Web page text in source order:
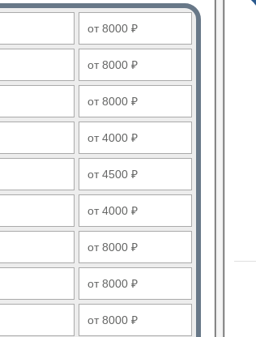
от 8000 ₽
от 8000 ₽
от 8000 ₽
от 4000 ₽
от 4500 ₽
от 4000 ₽
от 8000 ₽
от 8000 ₽
от 8000 ₽